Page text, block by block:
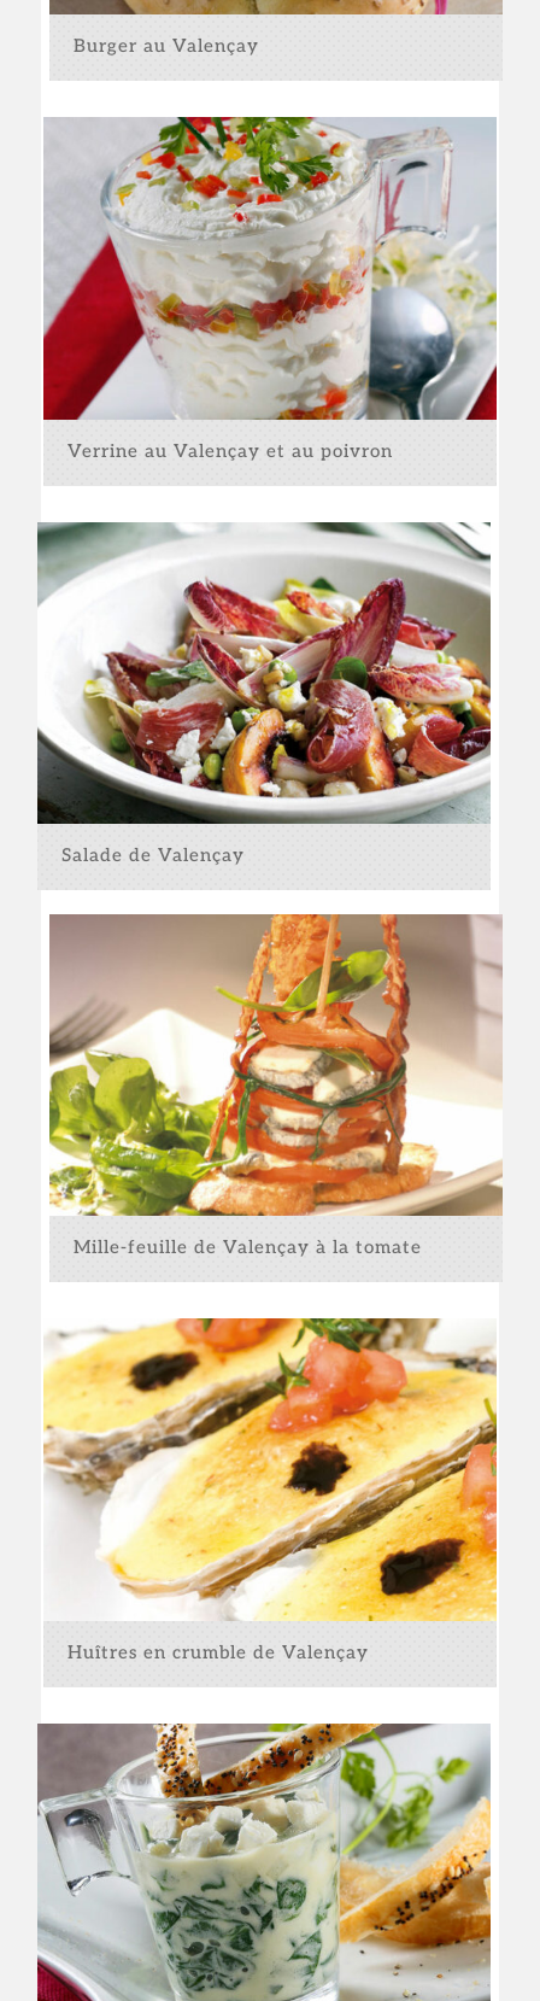
Burger au Valençay
Verrine au Valençay et au poivron
Salade de Valençay
Mille-feuille de Valençay à la tomate
Huîtres en crumble de Valençay